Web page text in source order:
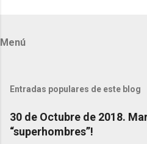
t
r
i
Menú
Entradas populares de este blog
30 de Octubre de 2018.
“superhombres”!